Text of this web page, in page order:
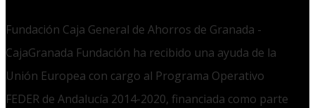
Fundación Caja General de Ahorros de Granada -
CajaGranada Fundación ha recibido una ayuda de la
Unión Europea con cargo al Programa Operativo
FEDER de Andalucía 2014-2020, financiada como parte